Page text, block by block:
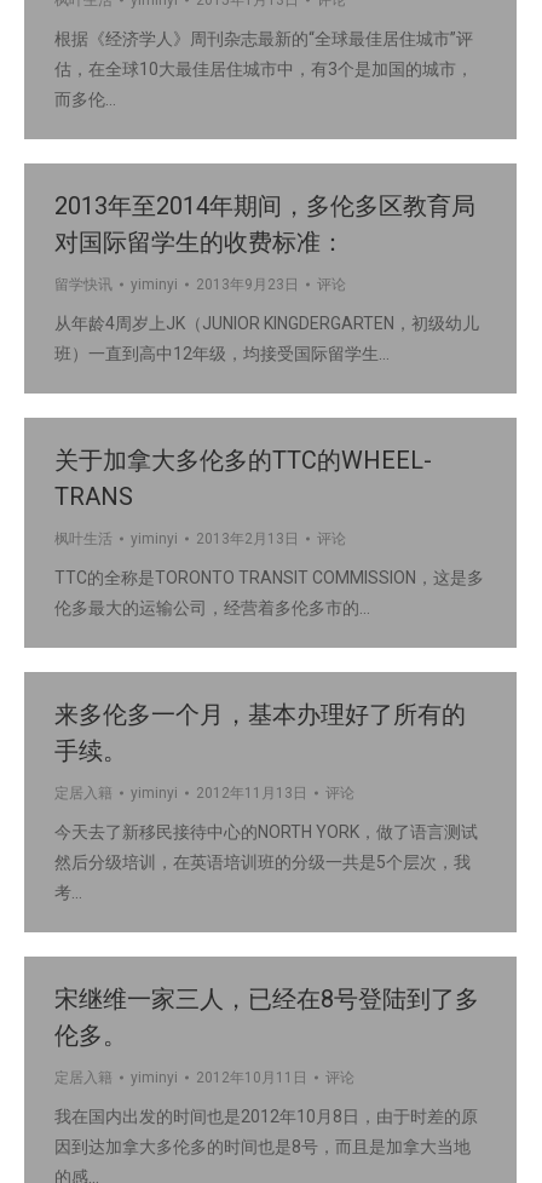
根据《经济学人》周刊杂志最新的“全球最佳居住城市”评
估，在全球10大最佳居住城市中，有3个是加国的城市，
而多伦…
2013年至2014年期间，多伦多区教育局
对国际留学生的收费标准：
留学快讯 yiminyi 2013年9月23日 评论
从年龄4周岁上JK（JUNIOR KINGDERGARTEN，初级幼儿
班）一直到高中12年级，均接受国际留学生…
关于加拿大多伦多的TTC的WHEEL-
TRANS
枫叶生活 yiminyi 2013年2月13日 评论
TTC的全称是TORONTO TRANSIT COMMISSION，这是多
伦多最大的运输公司，经营着多伦多市的…
来多伦多一个月，基本办理好了所有的
手续。
定居入籍 yiminyi 2012年11月13日 评论
今天去了新移民接待中心的NORTH YORK，做了语言测试
然后分级培训，在英语培训班的分级一共是5个层次，我
考…
宋继维一家三人，已经在8号登陆到了多
伦多。
定居入籍 yiminyi 2012年10月11日 评论
我在国内出发的时间也是2012年10月8日，由于时差的原
因到达加拿大多伦多的时间也是8号，而且是加拿大当地
的感…